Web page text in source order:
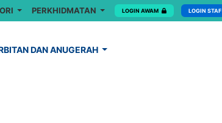
PERKHIDMATAN LOGIN AWAM LOGIN STAF
DAN ANUGERAH